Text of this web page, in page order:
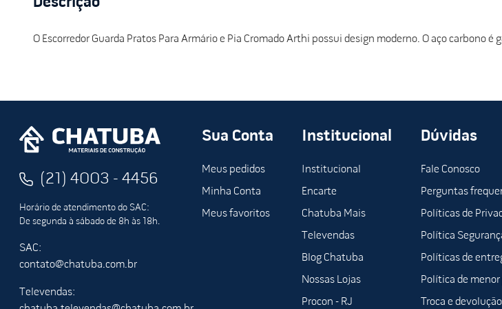
O Escorredor Guarda Pratos Para Armário e Pia Cromado Arthi possui design moderno. O aço carbono é
(21) 4003 - 4456
Horário de atendimento do SAC:
De segunda à sábado de 8h às 18h.
SAC:
contato@chatuba.com.br
Televendas:
Sua Conta
Meus pedidos
Minha Conta
Meus favoritos
Institucional
Institucional
Encarte
Chatuba Mais
Televendas
Blog Chatuba
Nossas Lojas
Procon - RJ
Dúvidas
Fale Conosco
Perguntas
Políticas de
Política
Políticas de
Política de menor
Troca e devolução